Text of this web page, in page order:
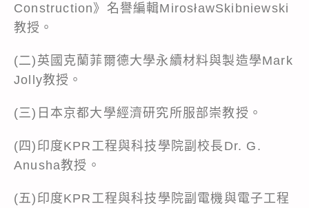
Construction》名譽編輯MirosławSkibniewski
教授。
(二)英國克蘭菲爾德大學永續材料與製造學Mark
Jolly教授。
(三)日本京都大學經濟研究所服部崇教授。
(四)印度KPR工程與科技學院副校長Dr. G.
Anusha教授。
(五)印度KPR工程與科技學院副電機與電子工程